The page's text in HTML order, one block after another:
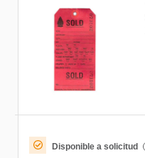
Disponible a solicitud